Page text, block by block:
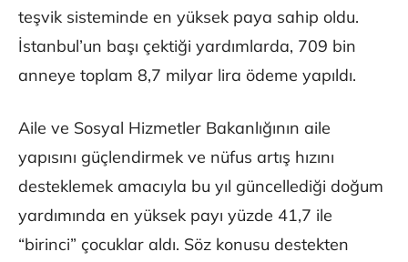
teşvik sisteminde en yüksek paya sahip oldu.
İstanbul’un başı çektiği yardımlarda, 709 bin
anneye toplam 8,7 milyar lira ödeme yapıldı.
Aile ve Sosyal Hizmetler Bakanlığının aile
yapısını güçlendirmek ve nüfus artış hızını
desteklemek amacıyla bu yıl güncellediği doğum
yardımında en yüksek payı yüzde 41,7 ile
“birinci” çocuklar aldı. Söz konusu destekten